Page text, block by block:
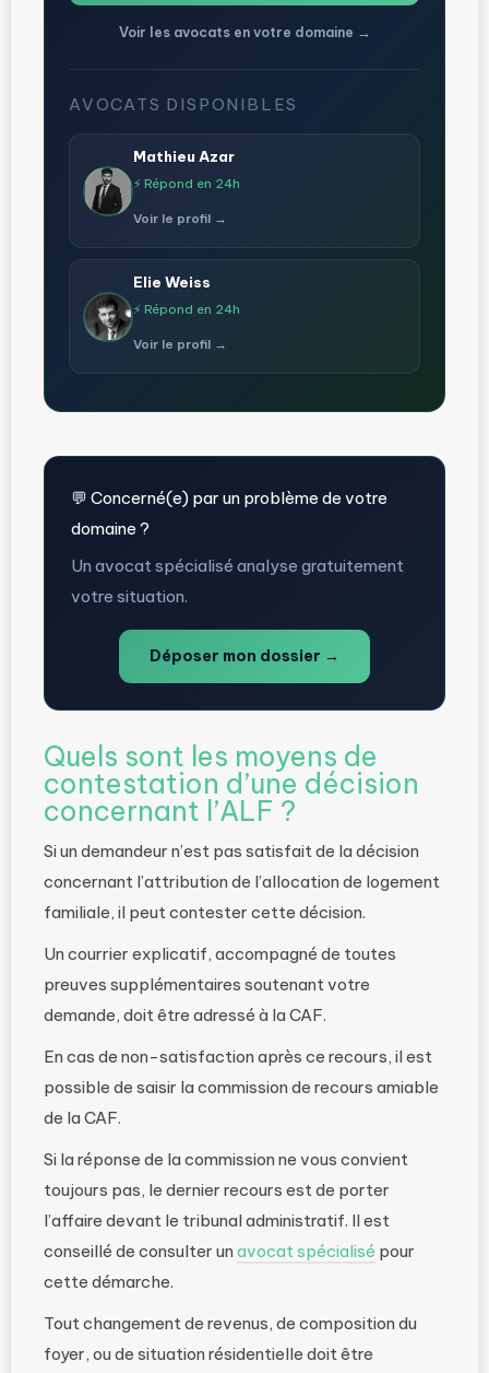
Voir les avocats en votre domaine →
AVOCATS DISPONIBLES
Mathieu Azar
⚡ Répond en 24h
Voir le profil →
Elie Weiss
⚡ Répond en 24h
Voir le profil →
💬 Concerné(e) par un problème de votre
domaine ?
Un avocat spécialisé analyse gratuitement
votre situation.
Déposer mon dossier →
Quels sont les moyens de
contestation d’une décision
concernant l’ALF ?
Si un demandeur n’est pas satisfait de la décision
concernant l’attribution de l’allocation de logement
familiale, il peut contester cette décision.
Un courrier explicatif, accompagné de toutes
preuves supplémentaires soutenant votre
demande, doit être adressé à la CAF.
En cas de non-satisfaction après ce recours, il est
possible de saisir la commission de recours amiable
de la CAF.
Si la réponse de la commission ne vous convient
toujours pas, le dernier recours est de porter
l’affaire devant le tribunal administratif. Il est
conseillé de consulter un avocat spécialisé pour
cette démarche.
Tout changement de revenus, de composition du
foyer, ou de situation résidentielle doit être